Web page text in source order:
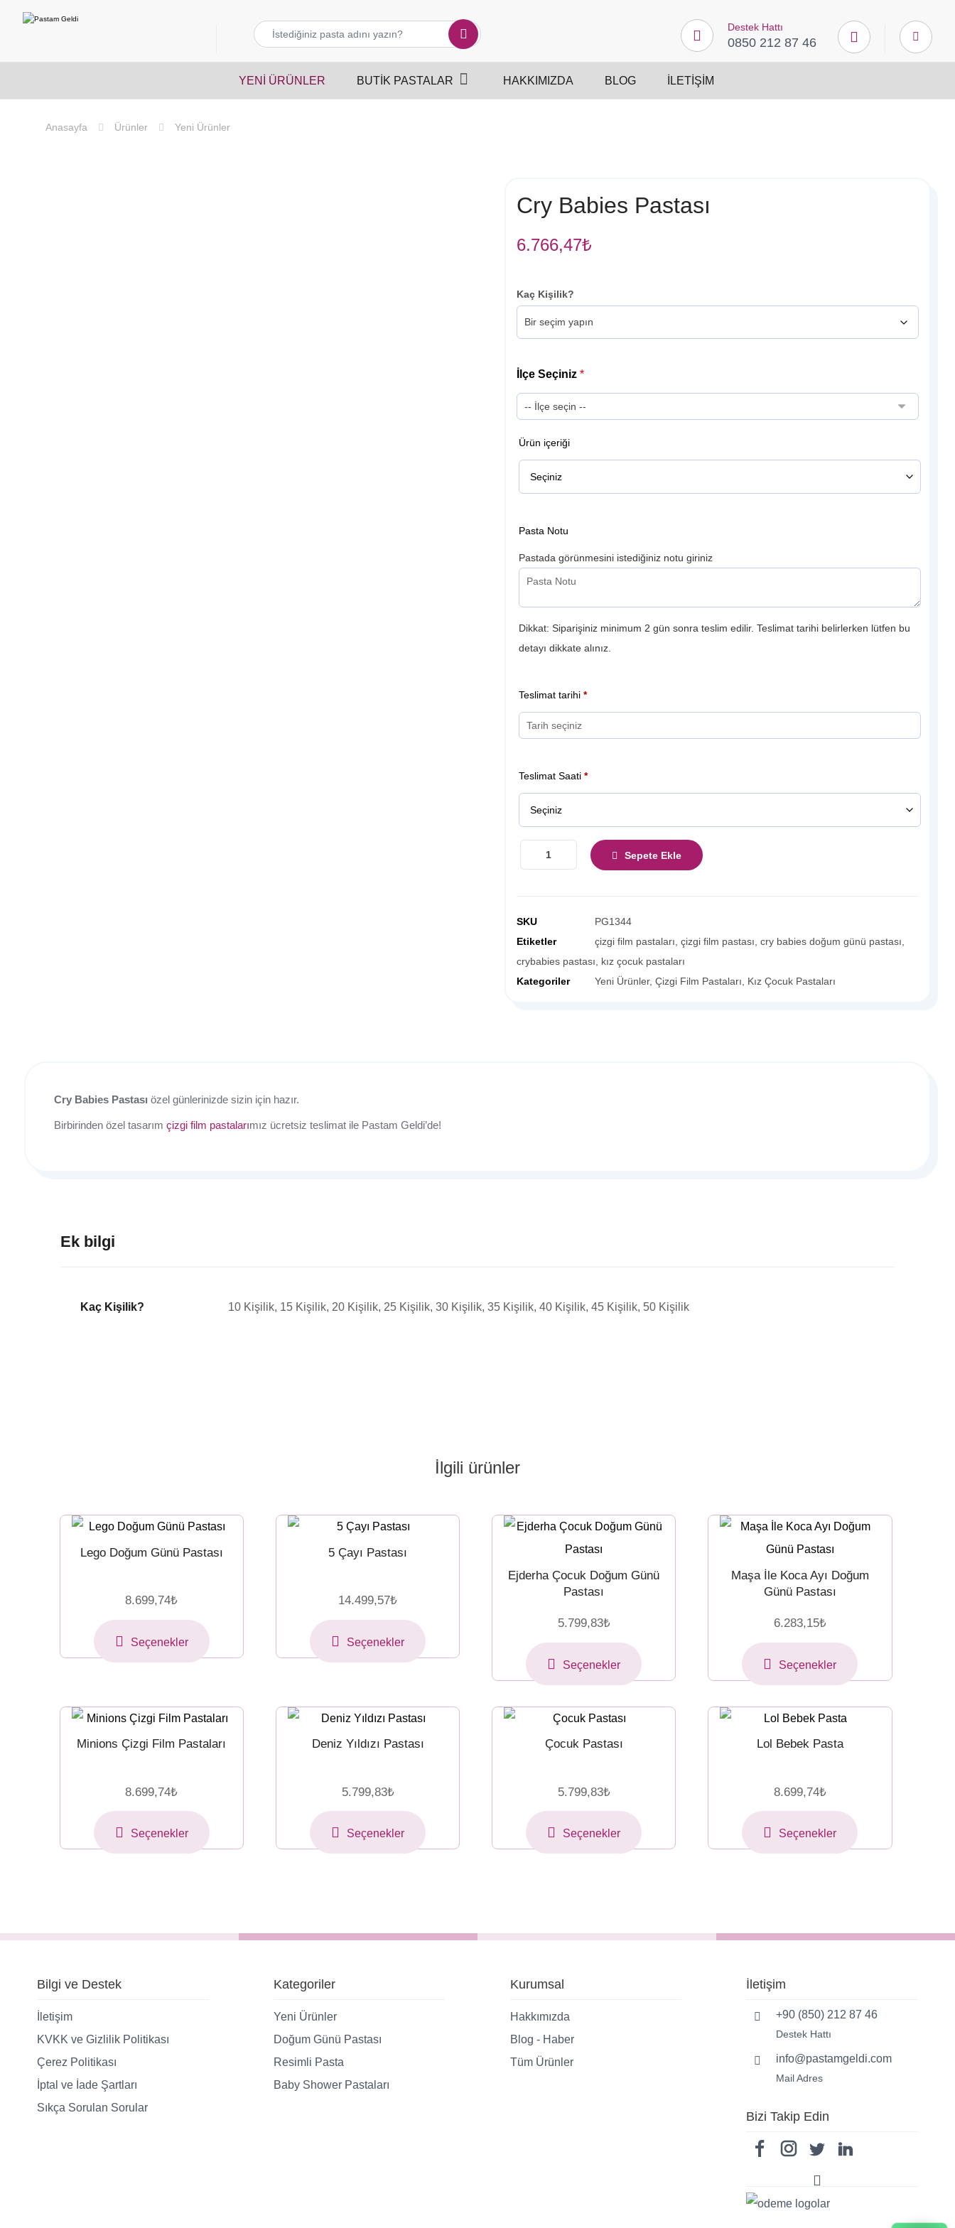
Destek Hattı
0850 212 87 46
YENI ÜRÜNLER BUTIK PASTALAR HAKKIMIZDA BLOG İLETIŞIM
Ürünler Yeni Ürünler
Cry Babies Pastası
6.766,47₺
Kaç Kişilik?
İlçe Seçiniz *
Ürün içeriği
Pasta Notu
Pastada görünmesini istediğiniz notu giriniz
Dikkat: Siparişiniz minimum 2 gün sonra teslim edilir. Teslimat tarihi belirlerken lütfen bu
detayı dikkate alınız.
Teslimat tarihi*
Teslimat Saati*
Sepete Ekle
SKU
PG1344
Etiketler
çizgi film pastaları ,çizgi film pastası ,cry babies doğum günü pastası
crybabies pastası
kız çocuk pastaları
Kategoriler
Yeni Ürünler,Çizgi Film Pastaları Kız Çocuk Pastaları
Cry Babies Pastası özel günlerinizde sizin için hazır.
Birbirinden özel tasarım çizgi film pastalarımız ücretsiz teslimat ile Pastam Geldi’de!
Ek bilgi
Kaç Kişilik? 10 Kişilik, 15 Kişilik, 20 Kişilik, 25 Kişilik, 30 Kişilik, 35 Kişilik, 40 Kişilik, 45 Kişilik, 50 Kişilik
İlgili ürünler
Lego Doğum Günü Pastası
8.699,74₺
Seçenekler
5 Çayı Pastası
14.499,57₺
Seçenekler
Ejderha Çocuk Doğum Günü
Pastası
5.799,83₺
Seçenekler
Maşa İle Koca Ayı Doğum
Günü Pastası
6.283,15₺
Seçenekler
Minions Çizgi Film Pastaları
8.699,74₺
Seçenekler
Deniz Yıldızı Pastası
5.799,83₺
Seçenekler
Çocuk Pastası
5.799,83₺
Seçenekler
Lol Bebek Pasta
8.699,74₺
Seçenekler
Bilgi ve Destek
İletişim
KVKK ve Gizlilik Politikası
Çerez Politikası
İptal ve İade Şartları
Sıkça Sorulan Sorular
Kategoriler
Yeni Ürünler
Doğum Günü Pastası
Resimli Pasta
Baby Shower Pastaları
Kurumsal
Hakkımızda
Blog - Haber
Tüm Ürünler
İletişim
+90 (850) 212 87 46
Destek Hattı
info@pastamgeldi.com
Mail Adres
Bizi Takip Edin